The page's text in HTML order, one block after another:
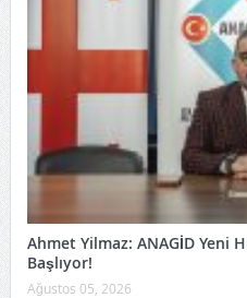
Ahmet Yilmaz: ANAGİD Yeni
Başlıyor!
Ağustos 05, 2026